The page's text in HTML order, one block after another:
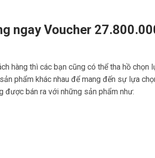
ngay Voucher
hàng thì các bạn cũng có thể tha hồ chọn
phẩm khác nhau để mang đến sự lựa
được bán ra với những sản phẩm như: